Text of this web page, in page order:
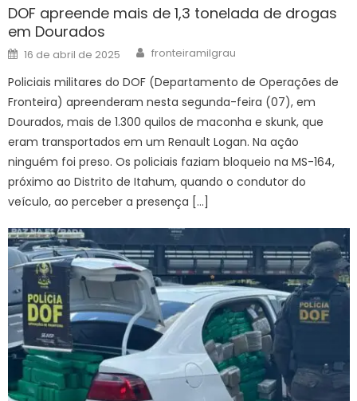
DOF apreende mais de 1,3 tonelada de drogas
em Dourados
Posted
on
16 de abril de 2025 Author
fronteiramilgrau
Policiais militares do DOF (Departamento de Operações de
Fronteira) apreenderam nesta segunda-feira (07), em
Dourados, mais de 1.300 quilos de maconha e skunk, que
eram transportados em um Renault Logan. Na ação
ninguém foi preso. Os policiais faziam bloqueio na MS-164,
próximo ao Distrito de Itahum, quando o condutor do
veículo, ao perceber a presença […]